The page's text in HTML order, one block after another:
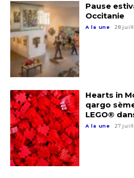
Prénom
Statut / Organisation
J'accepte lestermes et
* Champ obligatoire
Adresse email*
Nom
Prénom
Statut / Organisation
Pause
Occitanie
A la une 28
Hearts in
qargo
LEGO®
A la une 27